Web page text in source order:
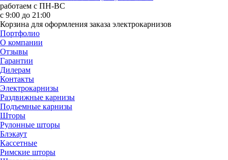
работаем с ПН-ВС
с 9:00 до 21:00
Корзина для оформления заказа электрокарнизов
Портфолио
О компании
Отзывы
Гарантии
Дилерам
Контакты
Электрокарнизы
Раздвижные карнизы
Подъемные карнизы
Шторы
Рулонные шторы
Блэкаут
Кассетные
Римские шторы